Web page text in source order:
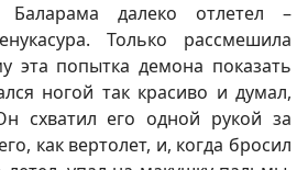
далеко отлетел –
Только рассмешила
эта попытка демона показать
ногой так красиво и думал,
схватил его одной рукой за
как вертолет, и, когда бросил